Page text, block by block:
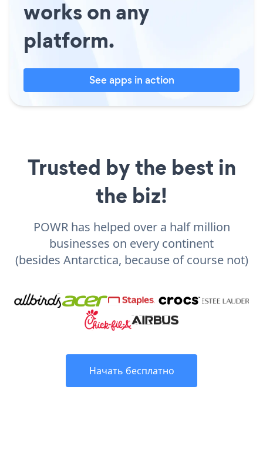
works on any
platform.
See apps in action
Trusted by the best in
the biz!
POWR has helped over a half million
businesses on every continent
(besides Antarctica, because of course not)
Начать бесплатно